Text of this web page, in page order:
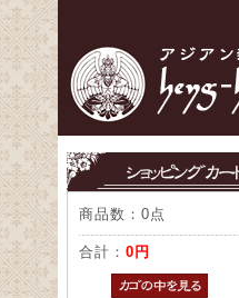
商品数：0点
合計： 0円